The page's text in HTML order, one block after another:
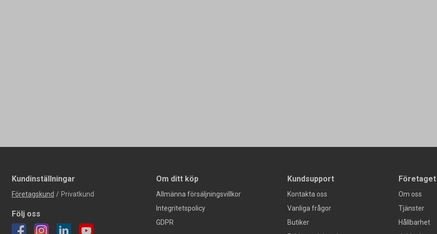
Kundinställningar
Företagskund / Privatkund
Följ oss
Om ditt köp
Allmänna försäljningsvillkor
Integritetspolicy
GDPR
Kundsupport
Kontakta oss
Vanliga frågor
Butiker
Företaget
Om oss
Tjänster
Hållbarhet